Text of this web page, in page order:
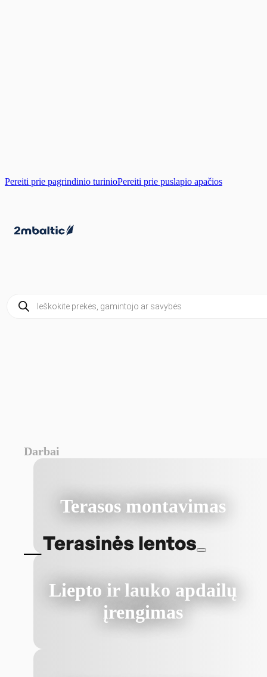
Pereiti prie pagrindinio turinioPereiti prie puslapio apačios
search
Darbai
Terasos montavimas
Liepto ir lauko apdailų
įrengimas
Terasinės lentos